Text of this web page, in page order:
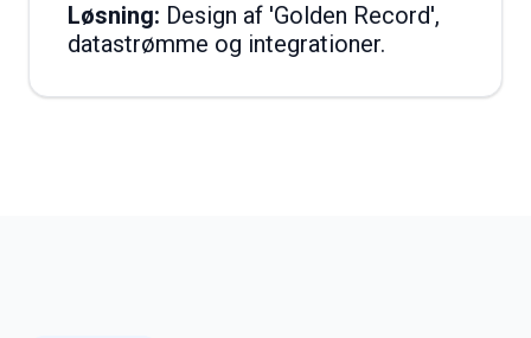
Løsning: Design af 'Golden Record',
datastrømme og integrationer.